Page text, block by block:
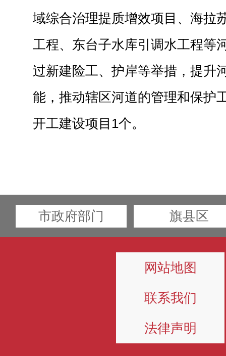
域综合治理提质增效项目、海拉
工程、东台子水库引调水工程等
过新建险工、护岸等举措，提升
能，推动辖区河道的管理和保护
开工建设项目1个。
市政府部门 旗县区
网站地图
联系我们
法律声明